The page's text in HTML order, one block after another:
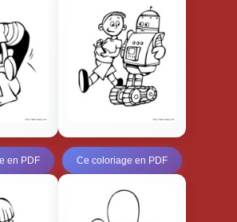
en PDF Ce coloriage en PDF